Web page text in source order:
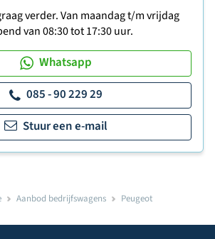
verder. Van maandag t/m vrijdag
van 08:30 tot 17:30 uur.
Whatsapp
085 - 90 229 29
Stuur een e-mail
Aanbod bedrijfswagens Peugeot